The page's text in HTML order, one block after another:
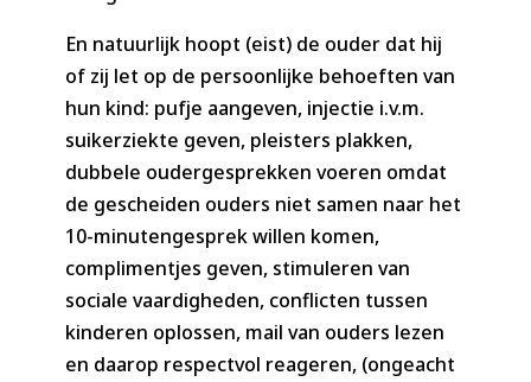
En natuurlijk hoopt (eist) de ouder dat hij
of zij let op de persoonlijke behoeften van
hun kind: pufje aangeven, injectie i.v.m.
suikerziekte geven, pleisters plakken,
dubbele oudergesprekken voeren omdat
de gescheiden ouders niet samen naar het
10-minutengesprek willen komen,
complimentjes geven, stimuleren van
sociale vaardigheden, conflicten tussen
kinderen oplossen, mail van ouders lezen
en daarop respectvol reageren, (ongeacht